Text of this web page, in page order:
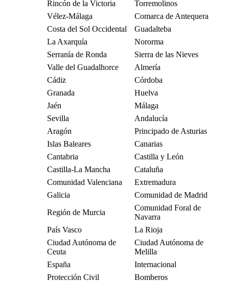
Rincón de la Victoria
Torremolinos
Vélez-Málaga
Comarca de Antequera
Costa del Sol Occidental
Guadalteba
La Axarquía
Nororma
Serranía de Ronda
Sierra de las Nieves
Valle del Guadalhorce
Almería
Cádiz
Córdoba
Granada
Huelva
Jaén
Málaga
Sevilla
Andalucía
Aragón
Principado de Asturias
Islas Baleares
Canarias
Cantabria
Castilla y León
Castilla-La Mancha
Cataluña
Comunidad Valenciana
Extremadura
Galicia
Comunidad de Madrid
Región de Murcia
Comunidad Foral de
Navarra
País Vasco
La Rioja
Ciudad Autónoma de
Ceuta
Ciudad Autónoma de
Melilla
España
Internacional
Protección Civil
Bomberos